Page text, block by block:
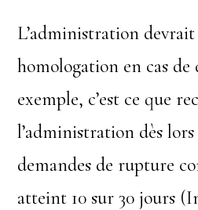
L’administration
homologation en cas de
exemple, c’est ce que
l’administration dès
demandes de rupture
atteint 10 sur 30 jours